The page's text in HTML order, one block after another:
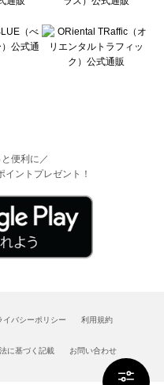
便利に／
ントプレゼント！
イバシーポリシー 利用規約
に基づく記載 お問い合わせ